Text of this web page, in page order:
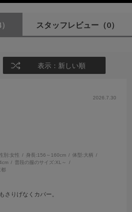
スタッフレビュー （0）
表示：新しい順
2026.7.30
別:女性 身長:156～160cm 体型:大柄
普段の服のサイズ:XL～
都
さりげなくカバー。